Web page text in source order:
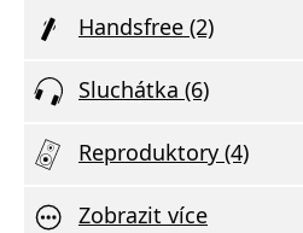
Handsfree (2)
Sluchátka (6)
Reproduktory (4)
Zobrazit více